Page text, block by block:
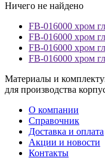
Ничего не найдено
FB-016000 хром
FB-016000 хром
FB-016000 хром
FB-016000 хром
Материалы и
для производства
О компании
Справочник
Доставка и оплата
Акции и новости
Контакты